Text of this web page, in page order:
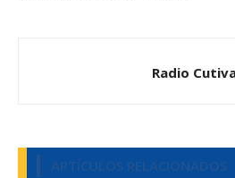
Radio
ARTÍCULOS RELACIONADOS